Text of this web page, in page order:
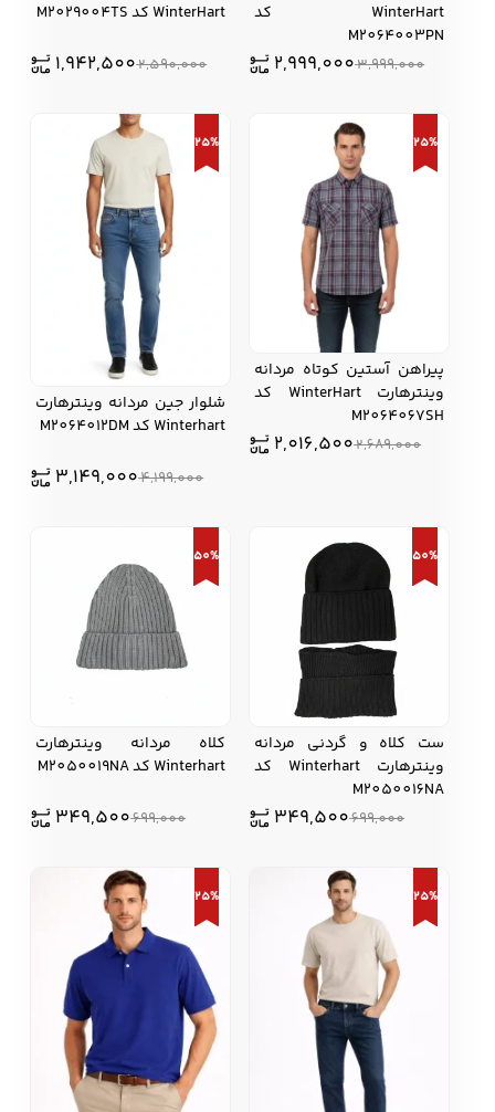
WinterHart کد
M2064003PN
3,999,000
2,999,000
WinterHart کد M2029004TS
2,590,000
1,942,500
25%
پيراهن آستين كوتاه مردانه
وينترهارت WinterHart کد
M2064067SH
2,689,000
2,016,500
25%
شلوار جین مردانه وینترهارت
Winterhart کد M2064012DM
4,199,000
3,149,000
50%
ست کلاه و گردنی مردانه
وینترهارت Winterhart کد
M2050016NA
699,000
349,500
50%
کلاه مردانه وینترهارت
Winterhart کد M2050019NA
699,000
349,500
25%
25%